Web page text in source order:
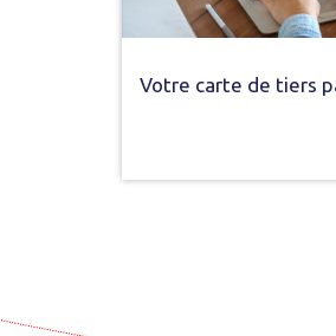
Votre carte de tiers